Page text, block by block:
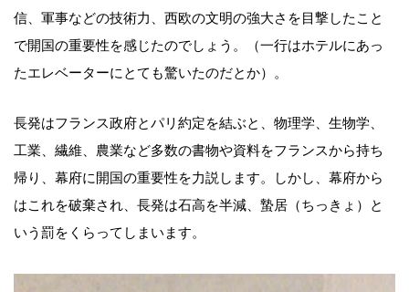
信、軍事などの技術力、西欧の文明の強大さを目撃したこと
で開国の重要性を感じたのでしょう。（一行はホテルにあっ
たエレベーターにとても驚いたのだとか）。
長発はフランス政府とパリ約定を結ぶと、物理学、生物学、
工業、繊維、農業など多数の書物や資料をフランスから持ち
帰り、幕府に開国の重要性を力説します。しかし、幕府から
はこれを破棄され、長発は石高を半減、蟄居（ちっきょ）と
いう罰をくらってしまいます。